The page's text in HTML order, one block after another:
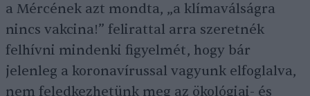
a Mércének azt mondta, „a klímaválságra
nincs vakcina!” felirattal arra szeretnék
felhívni mindenki figyelmét, hogy bár
jelenleg a koronavírussal vagyunk elfoglalva,
nem feledkezhetünk meg az ökológiai- és